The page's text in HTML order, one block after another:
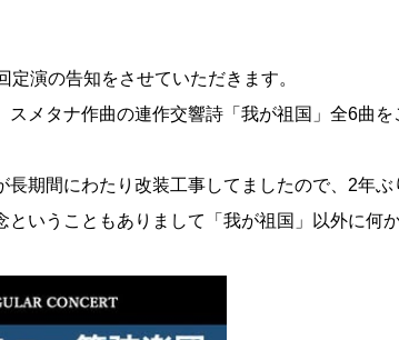
演の告知をさせていただきます。
メタナ作曲の連作交響詩「我が祖国」全6曲を
期間にわたり改装工事してましたので、2年ぶ
いうこともありまして「我が祖国」以外に何